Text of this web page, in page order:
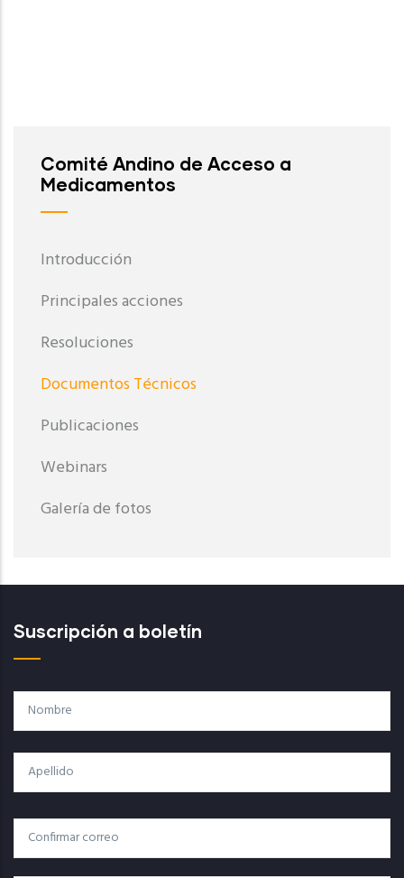
Comité Andino de Acceso a
Medicamentos
Introducción
Principales acciones
Resoluciones
Documentos Técnicos
Publicaciones
Webinars
Galería de fotos
Suscripción a boletín
Nombre
Apellido
Correo
Correo Electrónico